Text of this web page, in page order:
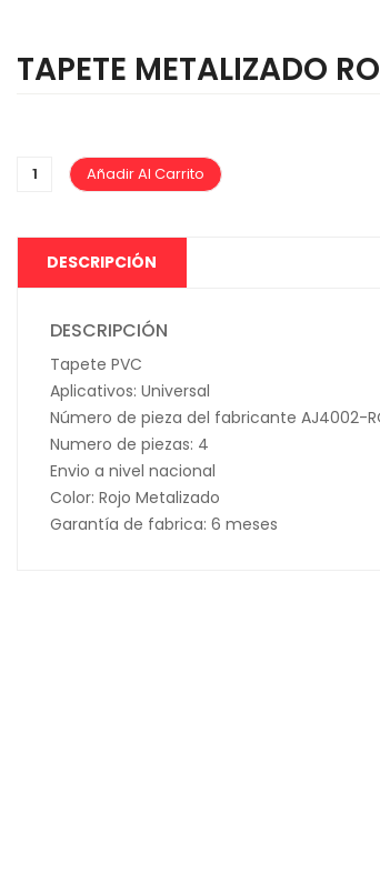
TAPETE METALIZADO
Añadir Al Carrito
DESCRIPCIÓN
DESCRIPCIÓN
Tapete PVC
Aplicativos: Universal
Número de pieza del fabricante AJ4002-
Numero de piezas: 4
Envio a nivel nacional
Color: Rojo Metalizado
Garantía de fabrica: 6 meses